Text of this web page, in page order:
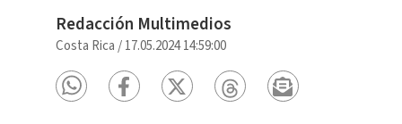
Redacción Multimedios
Costa Rica /17.05.2024 14:59:00